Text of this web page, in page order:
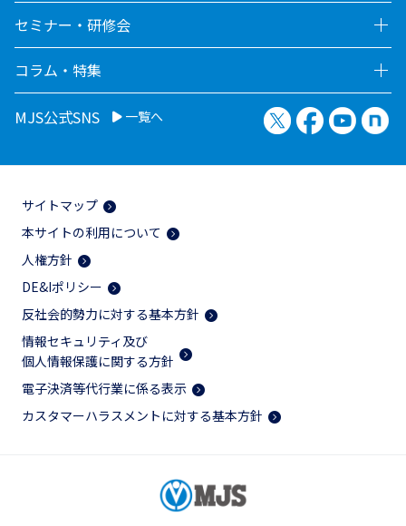
セミナー・研修会
コラム・特集
MJS公式SNS 一覧へ X（旧Twitter）
Facebook
サイトマップ
本サイトの利用について
人権方針
DE&Iポリシー
反社会的勢力に対する基本方針
情報セキュリティ及び
個人情報保護に関する方針
電子決済等代行業に係る表示
カスタマーハラスメントに対する基本方針